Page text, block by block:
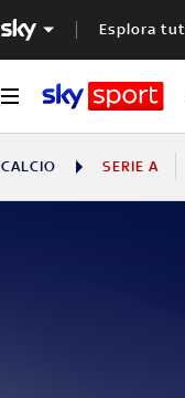
Esplora
CALCIO SERIE A